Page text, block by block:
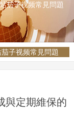
茄子视频常見問題
子视频常見問題
與定期維保的